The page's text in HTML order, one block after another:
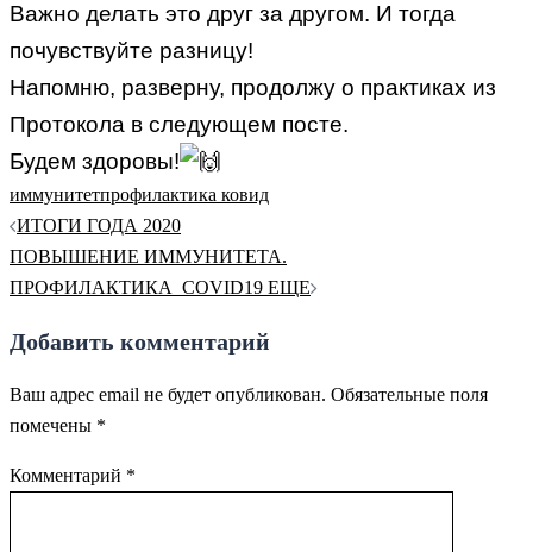
Важно делать это друг за другом. И тогда
почувствуйте разницу!
Напомню, разверну, продолжу о практиках из
Протокола в следующем посте.
Будем здоровы!
иммунитетпрофилактика ковид
Навигация
по
записям
ИТОГИ ГОДА 2020
ПОВЫШЕНИЕ ИММУНИТЕТА.
ПРОФИЛАКТИКА_COVID19 ЕЩЕ
Добавить комментарий
Ваш адрес email не будет опубликован. Обязательные поля
помечены *
Комментарий *